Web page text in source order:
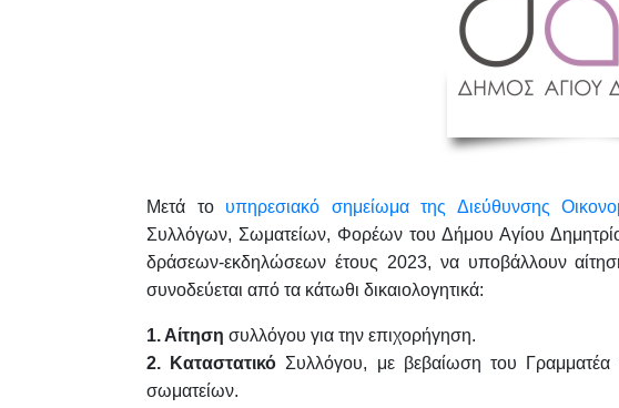
Μετά το υπηρεσιακό σημείωμα της Διεύθυνσης
Συλλόγων, Σωματείων, Φορέων του Δήμου Αγίου
δράσεων-εκδηλώσεων έτους 2023, να υποβάλλουν
συνοδεύεται από τα κάτωθι δικαιολογητικά:
1. Αίτηση συλλόγου για την επιχορήγηση.
2. Καταστατικό Συλλόγου, με βεβαίωση του Γραμματέα
σωματείων.